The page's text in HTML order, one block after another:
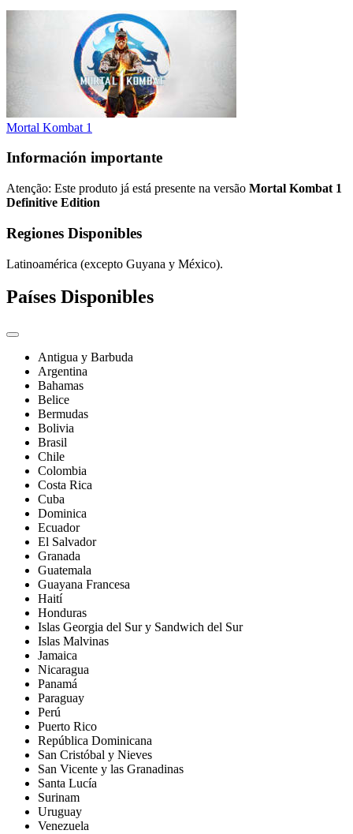
Mortal Kombat 1
Información importante
Atenção: Este produto já está presente na versão Mortal Kombat 1
Definitive Edition
Regiones Disponibles
Latinoamérica (excepto Guyana y México).
Países Disponibles
Antigua y Barbuda
Argentina
Bahamas
Belice
Bermudas
Bolivia
Brasil
Chile
Colombia
Costa Rica
Cuba
Dominica
Ecuador
El Salvador
Granada
Guatemala
Guayana Francesa
Haití
Honduras
Islas Georgia del Sur y Sandwich del Sur
Islas Malvinas
Jamaica
Nicaragua
Panamá
Paraguay
Perú
Puerto Rico
República Dominicana
San Cristóbal y Nieves
San Vicente y las Granadinas
Santa Lucía
Surinam
Uruguay
Venezuela